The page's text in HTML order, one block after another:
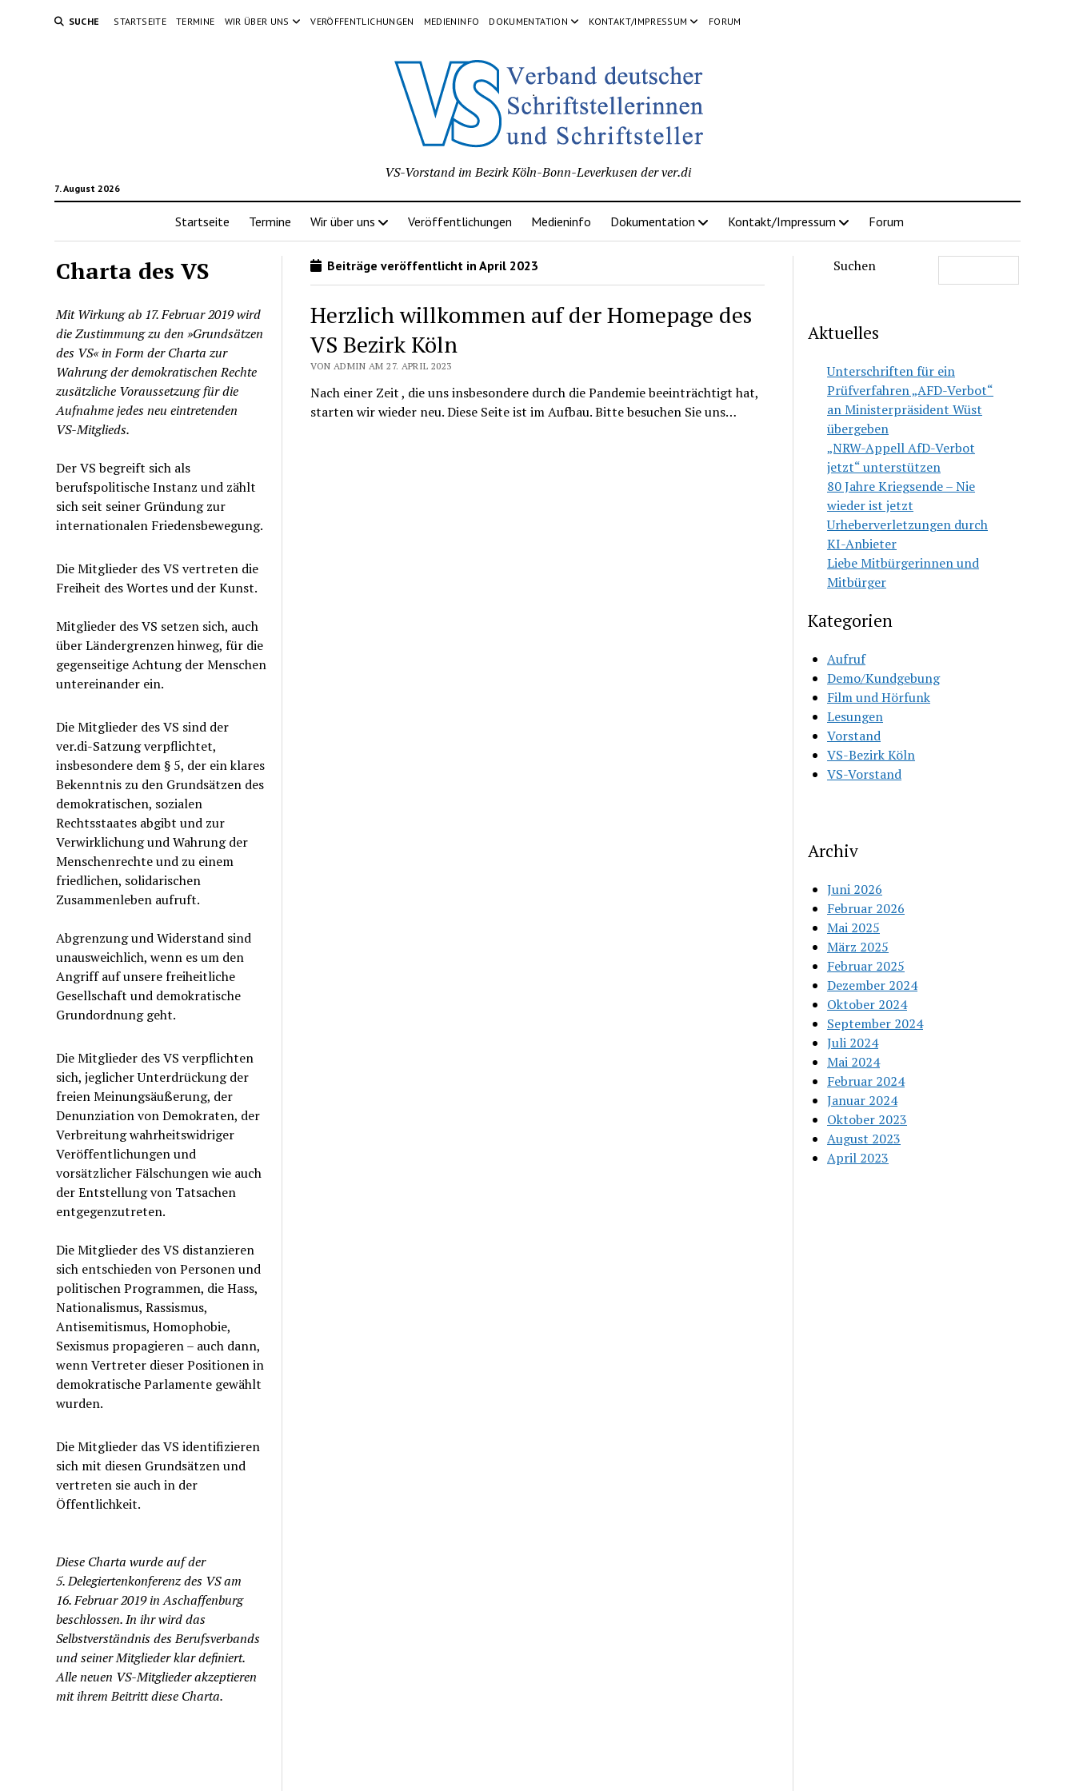
SUCHE STARTSEITE TERMINE WIR ÜBER UNS VERÖFFENTLICHUNGEN MEDIENINFO DOKUMENTATION KONTAKT/IMPRESSUM FORUM
7. August 2026
VS-Vorstand im Bezirk Köln-Bonn-Leverkusen der ver.di
Startseite Termine Wir über uns Veröffentlichungen Medieninfo Dokumentation Kontakt/Impressum Forum
Charta des VS
Mit Wirkung ab 17. Februar 2019 wird
die Zustimmung zu den »Grundsätzen
des VS« in Form der Charta zur
Wahrung der demokratischen Rechte
zusätzliche Voraussetzung für die
Aufnahme jedes neu eintretenden
VS-Mitglieds.
Der VS begreift sich als
berufspolitische Instanz und zählt
sich seit seiner Gründung zur
internationalen Friedensbewegung.
Die Mitglieder des VS vertreten die
Freiheit des Wortes und der Kunst.
Mitglieder des VS setzen sich, auch
über Ländergrenzen hinweg, für die
gegenseitige Achtung der Menschen
untereinander ein.
Die Mitglieder des VS sind der
ver.di-Satzung verpflichtet,
insbesondere dem § 5, der ein klares
Bekenntnis zu den Grundsätzen des
demokratischen, sozialen
Rechtsstaates abgibt und zur
Verwirklichung und Wahrung der
Menschenrechte und zu einem
friedlichen, solidarischen
Zusammenleben aufruft.
Abgrenzung und Widerstand sind
unausweichlich, wenn es um den
Angriff auf unsere freiheitliche
Gesellschaft und demokratische
Grundordnung geht.
Die Mitglieder des VS verpflichten
sich, jeglicher Unterdrückung der
freien Meinungsäußerung, der
Denunziation von Demokraten, der
Verbreitung wahrheitswidriger
Veröffentlichungen und
vorsätzlicher Fälschungen wie auch
der Entstellung von Tatsachen
entgegenzutreten.
Die Mitglieder des VS distanzieren
sich entschieden von Personen und
politischen Programmen, die Hass,
Nationalismus, Rassismus,
Antisemitismus, Homophobie,
Sexismus propagieren – auch dann,
wenn Vertreter dieser Positionen in
demokratische Parlamente gewählt
wurden.
Die Mitglieder das VS identifizieren
sich mit diesen Grundsätzen und
vertreten sie auch in der
Öffentlichkeit.
Diese Charta wurde auf der
5. Delegiertenkonferenz des VS am
16. Februar 2019 in Aschaffenburg
beschlossen. In ihr wird das
Selbstverständnis des Berufsverbands
und seiner Mitglieder klar definiert.
Alle neuen VS-Mitglieder akzeptieren
mit ihrem Beitritt diese Charta.
Beiträge veröffentlicht in April 2023
Herzlich willkommen auf der Homepage des
VS Bezirk Köln
VON ADMIN AM 27. APRIL 2023
Nach einer Zeit , die uns insbesondere durch die Pandemie beeinträchtigt hat,
starten wir wieder neu. Diese Seite ist im Aufbau. Bitte besuchen Sie uns…
Suchen
Aktuelles
Unterschriften für ein
Prüfverfahren „AFD-Verbot“
an Ministerpräsident Wüst
übergeben
„NRW-Appell AfD-Verbot
jetzt“ unterstützen
80 Jahre Kriegsende – Nie
wieder ist jetzt
Urheberverletzungen durch
KI-Anbieter
Liebe Mitbürgerinnen und
Mitbürger
Kategorien
Aufruf
Demo/Kundgebung
Film und Hörfunk
Lesungen
Vorstand
VS-Bezirk Köln
VS-Vorstand
Archiv
Juni 2026
Februar 2026
Mai 2025
März 2025
Februar 2025
Dezember 2024
Oktober 2024
September 2024
Juli 2024
Mai 2024
Februar 2024
Januar 2024
Oktober 2023
August 2023
April 2023